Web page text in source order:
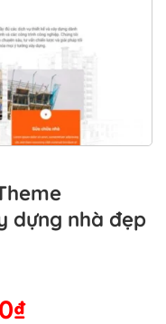
dựng nhà đẹp
₫Giá